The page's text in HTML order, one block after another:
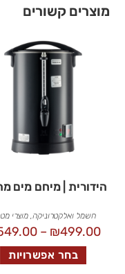
מוצרים קשורים
הידורית | מיחם מים
חשמל ואלקטרוניקה מוצרי
₪499.00
–
בחר אפשרויות